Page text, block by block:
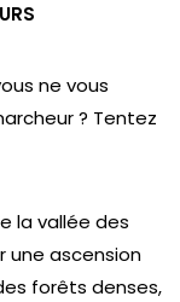
ne vous
? Tentez
la vallée des
une ascension
forêts denses,